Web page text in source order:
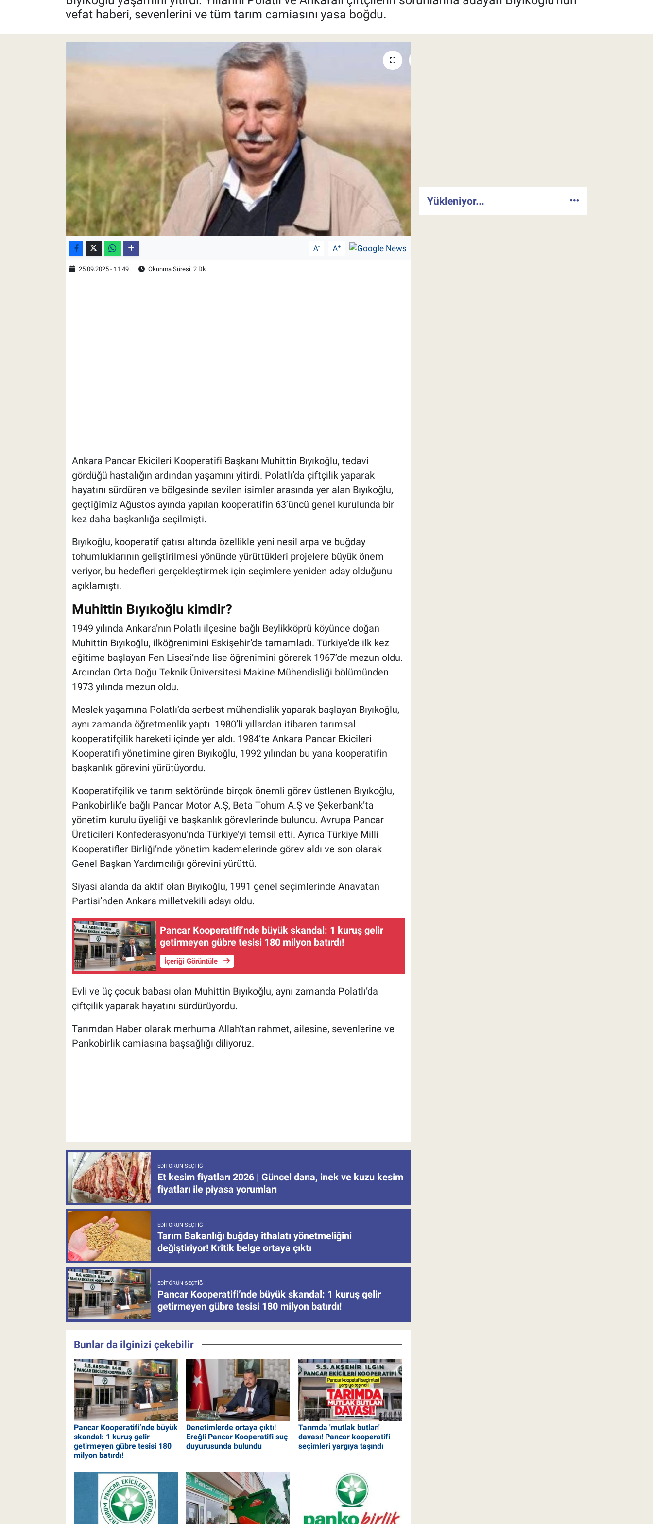
vefat haberi, sevenlerini ve tüm tarım camiasını yasa boğdu.
A- A+
25.09.2025 - 11:49 Okunma Süresi: 2 Dk
Ankara Pancar Ekicileri Kooperatifi Başkanı Muhittin Bıyıkoğlu, tedavi
gördüğü hastalığın ardından yaşamını yitirdi. Polatlı’da çiftçilik yaparak
hayatını sürdüren ve bölgesinde sevilen isimler arasında yer alan Bıyıkoğlu,
geçtiğimiz Ağustos ayında yapılan kooperatifin 63’üncü genel kurulunda bir
kez daha başkanlığa seçilmişti.
Bıyıkoğlu, kooperatif çatısı altında özellikle yeni nesil arpa ve buğday
tohumluklarının geliştirilmesi yönünde yürüttükleri projelere büyük önem
veriyor, bu hedefleri gerçekleştirmek için seçimlere yeniden aday olduğunu
açıklamıştı.
Muhittin Bıyıkoğlu kimdir?
1949 yılında Ankara’nın Polatlı ilçesine bağlı Beylikköprü köyünde doğan
Muhittin Bıyıkoğlu, ilköğrenimini Eskişehir’de tamamladı. Türkiye’de ilk kez
eğitime başlayan Fen Lisesi’nde lise öğrenimini görerek 1967’de mezun oldu.
Ardından Orta Doğu Teknik Üniversitesi Makine Mühendisliği bölümünden
1973 yılında mezun oldu.
Meslek yaşamına Polatlı’da serbest mühendislik yaparak başlayan Bıyıkoğlu,
aynı zamanda öğretmenlik yaptı. 1980’li yıllardan itibaren tarımsal
kooperatifçilik hareketi içinde yer aldı. 1984’te Ankara Pancar Ekicileri
Kooperatifi yönetimine giren Bıyıkoğlu, 1992 yılından bu yana kooperatifin
başkanlık görevini yürütüyordu.
Kooperatifçilik ve tarım sektöründe birçok önemli görev üstlenen Bıyıkoğlu,
Pankobirlik’e bağlı Pancar Motor A.Ş, Beta Tohum A.Ş ve Şekerbank’ta
yönetim kurulu üyeliği ve başkanlık görevlerinde bulundu. Avrupa Pancar
Üreticileri Konfederasyonu’nda Türkiye’yi temsil etti. Ayrıca Türkiye Milli
Kooperatifler Birliği’nde yönetim kademelerinde görev aldı ve son olarak
Genel Başkan Yardımcılığı görevini yürüttü.
Siyasi alanda da aktif olan Bıyıkoğlu, 1991 genel seçimlerinde Anavatan
Partisi’nden Ankara milletvekili adayı oldu.
Pancar Kooperatifi’nde büyük skandal: 1 kuruş gelir
getirmeyen gübre tesisi 180 milyon batırdı!
İçeriği Görüntüle
Evli ve üç çocuk babası olan Muhittin Bıyıkoğlu, aynı zamanda Polatlı’da
çiftçilik yaparak hayatını sürdürüyordu.
Tarımdan Haber olarak merhuma Allah’tan rahmet, ailesine, sevenlerine ve
Pankobirlik camiasına başsağlığı diliyoruz.
EDITÖRÜN SEÇTIĞI
Et kesim fiyatları 2026 | Güncel dana, inek ve kuzu kesim
fiyatları ile piyasa yorumları
EDITÖRÜN SEÇTIĞI
Tarım Bakanlığı buğday ithalatı yönetmeliğini
değiştiriyor! Kritik belge ortaya çıktı
EDITÖRÜN SEÇTIĞI
Pancar Kooperatifi’nde büyük skandal: 1 kuruş gelir
getirmeyen gübre tesisi 180 milyon batırdı!
Bunlar da ilginizi çekebilir
Pancar Kooperatifi’nde büyük
skandal: 1 kuruş gelir
getirmeyen gübre tesisi 180
milyon batırdı!
Denetimlerde ortaya çıktı!
Ereğli Pancar Kooperatifi suç
duyurusunda bulundu
Tarımda 'mutlak butlan'
davası! Pancar kooperatifi
seçimleri yargıya taşındı
Yükleniyor...
Pankobirlik
Et fiyatları
Şeker ve Şekerli Mamüller
Tahıllar ve Baklagiller